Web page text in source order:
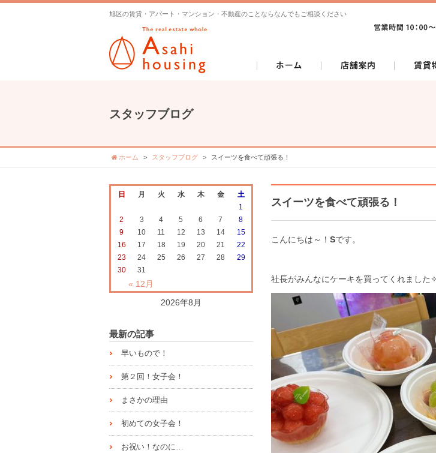
旭区の賃貸・アパート・マンション・不動産のことならなんでもご相談ください
スタッフブログ
ホーム スタッフブログ スイーツを食べて頑張る！
スイーツを食べて頑張る！
こんにちは～！ Sです。
2026年8月
日 月 火 水 木 金 土
« 12月
1
2
3 4 5 6 7
8
9
10 11 12 13 14
15
16
17 18 19 20 21
22
23
24 25 26 27 28
29
30
31
最新の記事
早いもので！
第２回！女子会！
まさかの理由
初めての女子会！
お祝い！なのに…